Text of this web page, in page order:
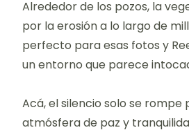
Alrededor de los pozos, la
por la erosión a lo largo de
perfecto para esas fotos y
un entorno que parece
Acá, el silencio solo se
atmósfera de paz y